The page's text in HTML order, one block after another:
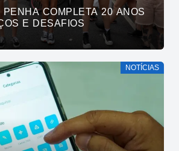
COMPLETA 20 ANOS
E DESAFIOS
NOTÍCIAS